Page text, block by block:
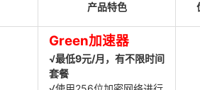
产品特色
Green加速器
√最低9元/月，有不限时间
套餐